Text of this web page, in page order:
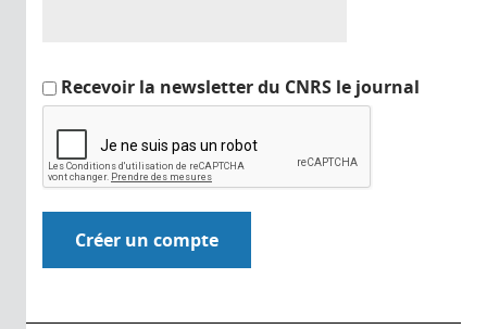
Recevoir la newsletter du CNRS le journal